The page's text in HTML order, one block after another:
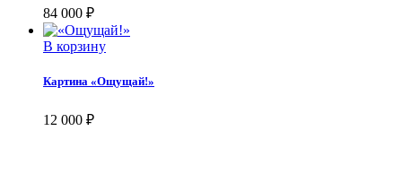
84 000 ₽
В корзину
Картина «Ощущай!»
12 000 ₽